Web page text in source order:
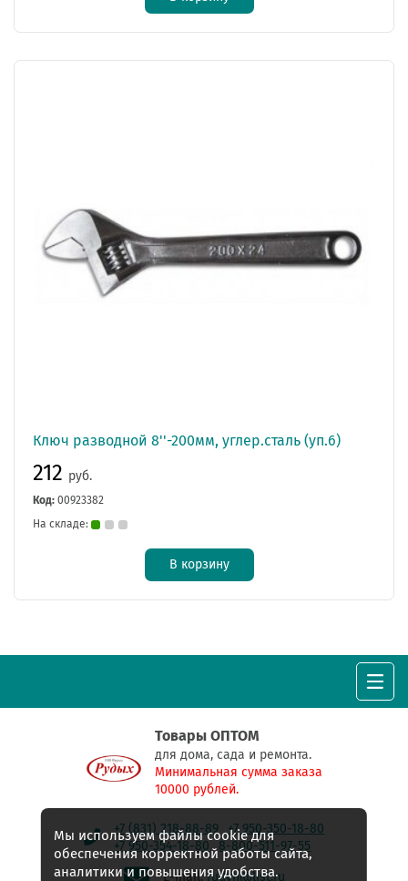
Ключ разводной 8''-200мм, углер.сталь (уп.6)
212 руб.
Код: 00923382
На складе:
В корзину
Товары ОПТОМ
для дома, сада и ремонта.
Минимальная сумма заказа
10000 рублей.
+7 (831) 218-88-89
+7 950-350-18-80
+7 950-354-18-80
8-800-511-97-55
E-mail:rudyh@list.ru
Мы используем файлы cookie для
обеспечения корректной работы сайта,
аналитики и повышения удобства.